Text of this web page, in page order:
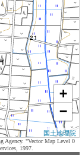
+
−
国土地理院
Agency. "Vector Map Level 0
1997.